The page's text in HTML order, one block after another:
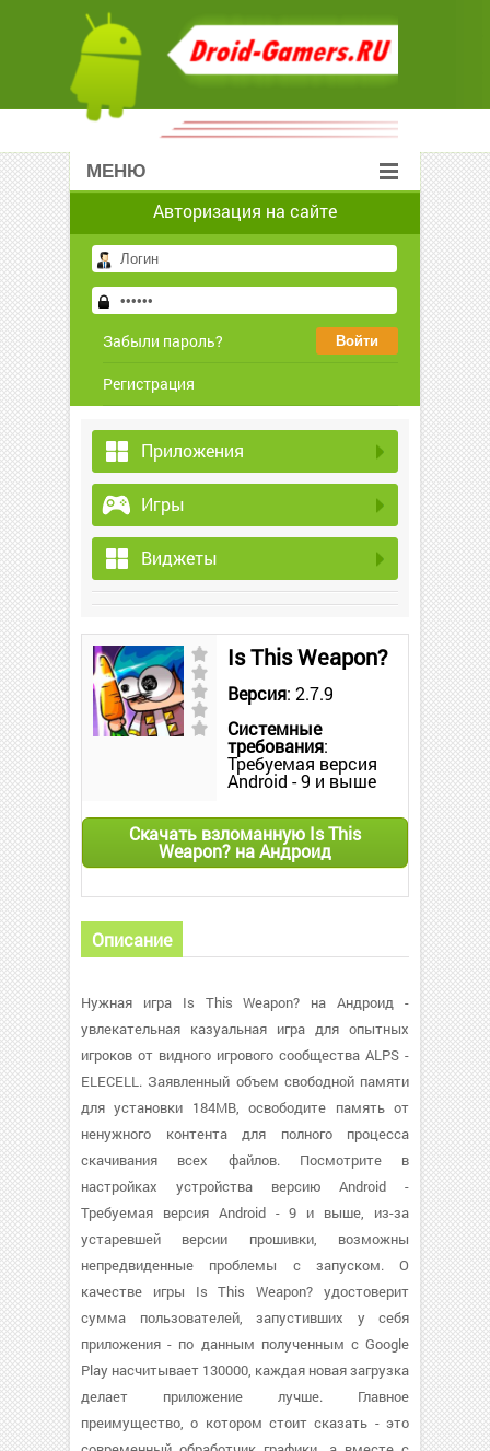
МЕНЮ
Авторизация на сайте
Забыли пароль?
Регистрация
Приложения
Игры
Виджеты
Is This Weapon?
Версия: 2.7.9
Системные
требования:
Требуемая версия
Android - 9 и выше
Скачать взломанную Is This
Weapon? на Андроид
Описание
Нужная игра Is This Weapon? на Андроид -
увлекательная казуальная игра для опытных
игроков от видного игрового сообщества ALPS -
ELECELL. Заявленный объем свободной памяти
для установки 184MB, освободите память от
ненужного контента для полного процесса
скачивания всех файлов. Посмотрите в
настройках устройства версию Android -
Требуемая версия Android - 9 и выше, из-за
устаревшей версии прошивки, возможны
непредвиденные проблемы с запуском. О
качестве игры Is This Weapon? удостоверит
сумма пользователей, запустивших у себя
приложения - по данным полученным с Google
Play насчитывает 130000, каждая новая загрузка
делает приложение лучше. Главное
преимущество, о котором стоит сказать - это